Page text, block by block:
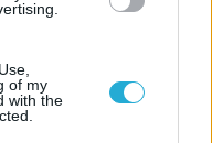
of my
with the